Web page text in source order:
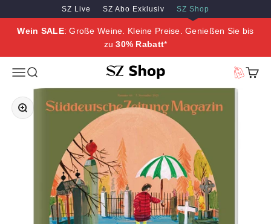
Zum Inhalt springen
Zum Hauptinhalt springen
SZ Live SZ Abo Exklusiv SZ Shop
Wein SALE: Große Weine. Kleine Preise. Genießen Sie bis
zu30% Rabatt*
MenüSuche SZ Erleben
Bild vergrößern